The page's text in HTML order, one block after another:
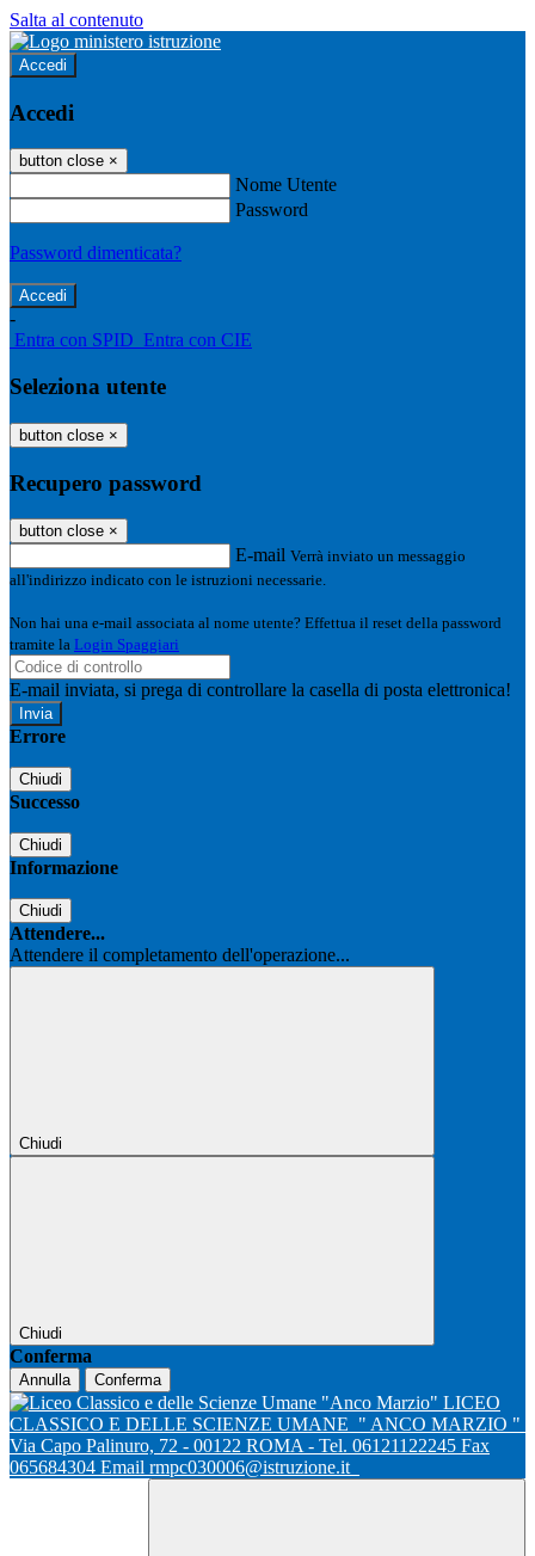
Salta al contenuto
Accedi
Accedi
button close ×
Nome Utente
Password
Password dimenticata?
-
Entra con SPID Entra con CIE
Seleziona utente
button close ×
Recupero password
button close ×
E-mail Verrà inviato un messaggio
all'indirizzo indicato con le istruzioni necessarie.
Non hai una e-mail associata al nome utente? Effettua il reset della password
tramite la Login Spaggiari
E-mail inviata, si prega di controllare la casella di posta elettronica!
Errore
Chiudi
Successo
Chiudi
Informazione
Chiudi
Attendere...
Attendere il completamento dell'operazione...
Chiudi
Chiudi
Conferma
Annulla Conferma
LICEO
CLASSICO E DELLE SCIENZE UMANE " ANCO MARZIO "
Via Capo Palinuro, 72 - 00122 ROMA - Tel. 06121122245 Fax
065684304 Email rmpc030006@istruzione.it